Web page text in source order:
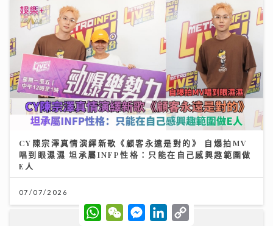
CY陳宗澤真情演繹新歌《顧客永遠是對的》 自爆拍MV
唱到眼濕濕 坦承屬INFP性格：只能在自己感興趣範圍做
E人
07/07/2026
W
h
W
e
M
e
L
C